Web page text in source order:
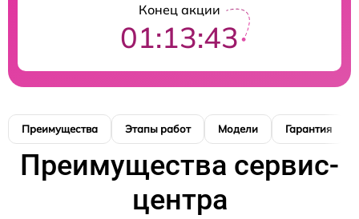
Конец акции
01:13:42
Преимущества Этапы работ Модели Гарантия
Преимущества сервис-
центра